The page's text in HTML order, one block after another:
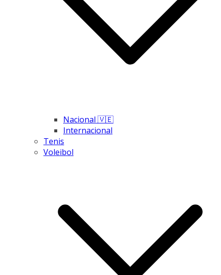
Nacional 🇻🇪
Internacional
Tenis
Voleibol